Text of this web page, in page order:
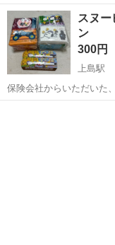
品未開封。
静岡 浜松市 上
スヌ
ン
300円
上島駅
保険会社からいただいた
ペンです。 ・ポケット